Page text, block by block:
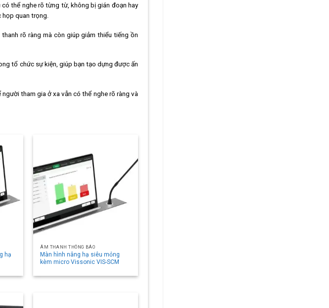
thể nghe rõ từng từ, không bị gián đoạn hay
họp quan trọng.
rõ ràng mà còn giúp giảm thiểu tiếng ồn
tổ chức sự kiện, giúp bạn tạo dựng được ấn
tham gia ở xa vẫn có thể nghe rõ ràng và
hạ
ÂM THANH THÔNG BÁO
Màn hình nâng hạ siêu mỏng
kèm micro Vissonic VIS-SCM